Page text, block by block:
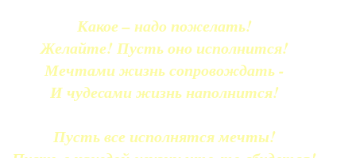
Какое – надо пожелать!
Желайте! Пусть оно исполнится!
Мечтами жизнь сопровождать -
И чудесами жизнь наполнится!
Пусть все исполнятся мечты!